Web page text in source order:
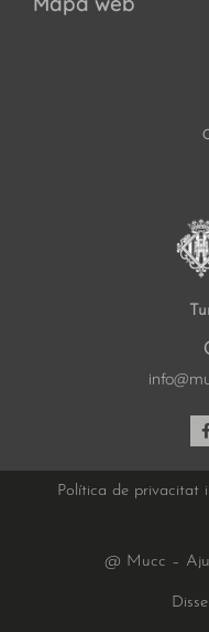
Política de privacitat
@ Mucc –